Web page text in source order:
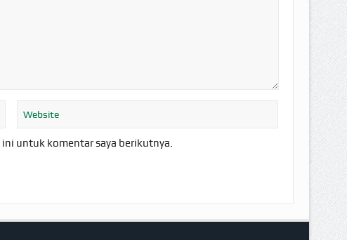
untuk komentar saya berikutnya.